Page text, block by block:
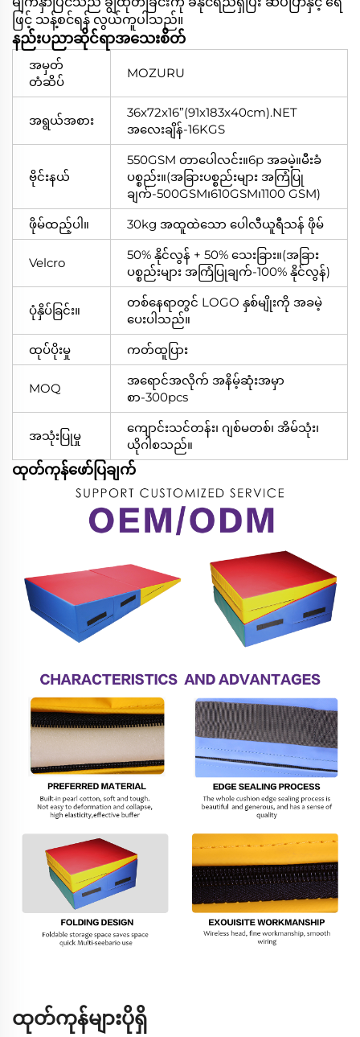
ဖြင့် သန့်စင်ရန် လွယ်ကူပါသည်။
နည်းပညာဆိုင်ရာအသေးစိတ်
အမှတ်
တံဆိပ်
MOZURU
အရွယ်အစား
36x72x16”(91x183x40cm).NET
အလေးချိန်-16KGS
ဗိုင်းနယ်
550GSM တာပေါလင်း။6p အခမဲ့။မီးခံ
ပစ္စည်း။(အခြားပစ္စည်းများ အကြံပြု
ချက်-500GSM၊610GSM၊1100 GSM)
ဖိုမ်ထည့်ပါ။
30kg အထူထဲသော ပေါလီယူရီသန် ဖိုမ်
Velcro
50% နိုင်လွန် + 50% သေးခြား။(အခြား
ပစ္စည်းများ အကြံပြုချက်-100% နိုင်လွန်)
ပုံနှိပ်ခြင်း။
တစ်နေရာတွင် LOGO နှစ်မျိုးကို အခမဲ့
ပေးပါသည်။
ထုပ်ပိုးမှု
ကတ်ထူပြား
MOQ
အရောင်အလိုက် အနိမ့်ဆုံးအမှာ
စာ-300pcs
အသုံးပြုမှု
ကျောင်းသင်တန်း၊ ဂျစ်မတစ်၊ အိမ်သုံး၊
ယိုဂါစသည်။
ထုတ်ကုန်ဖော်ပြချက်
ထုတ်ကုန်များပိုရှိ